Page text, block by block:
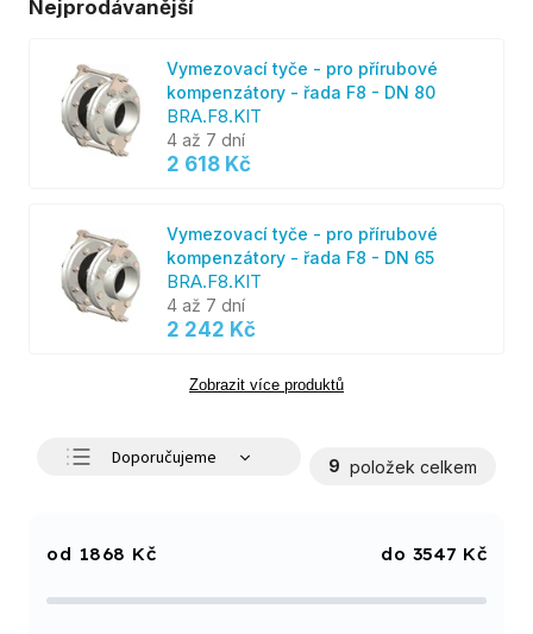
Nejprodávanější
Vymezovací tyče - pro přírubové
kompenzátory - řada F8 - DN 80
BRA.F8.KIT
4 až 7 dní
2 618 Kč
Vymezovací tyče - pro přírubové
kompenzátory - řada F8 - DN 65
BRA.F8.KIT
4 až 7 dní
2 242 Kč
Zobrazit více produktů
Doporučujeme
Abecedně
9 položek celkem
1868 Kč 3547 Kč